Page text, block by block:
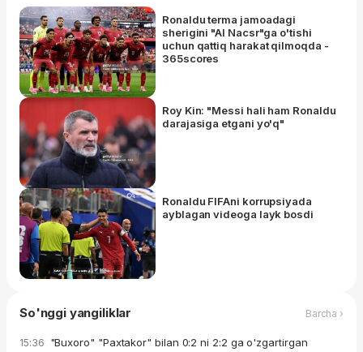
Ronaldu terma jamoadagi
sherigini "Al Nacsr"ga o'tishi
uchun qattiq harakat qilmoqda -
365scores
Roy Kin: "Messi hali ham Ronaldu
darajasiga etgani yo'q"
Ronaldu FIFAni korrupsiyada
ayblagan videoga layk bosdi
So'nggi yangiliklar Barcha ›
15:36 "Buxoro" "Paxtakor" bilan 0:2 ni 2:2 ga o'zgartirgan